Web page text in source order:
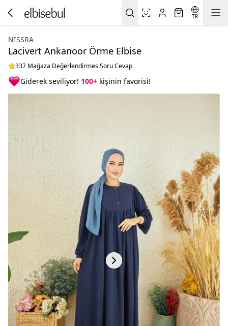
TR
NISSRA
Lacivert Ankanoor Örme Elbise
337 Mağaza DeğerlendirmesiSoru Cevap
Giderek seviliyor! 100+ kişinin favorisi!